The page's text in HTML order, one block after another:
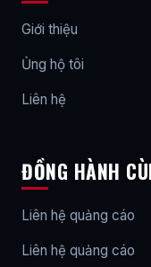
Giới thiệu
Ủng hộ tôi
Liên hệ
ĐỒNG HÀNH
Liên hệ quảng cáo
Liên hệ quảng cáo